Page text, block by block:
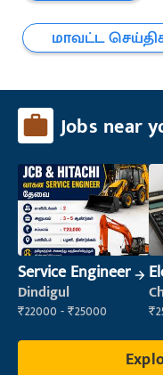
மாவட்ட
Jobs near
Service Engineer
Dindigul
₹22000 - ₹25000